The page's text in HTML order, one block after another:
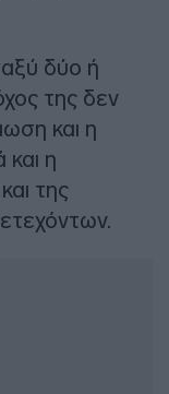
δύο ή
της δεν
και η
και η
της